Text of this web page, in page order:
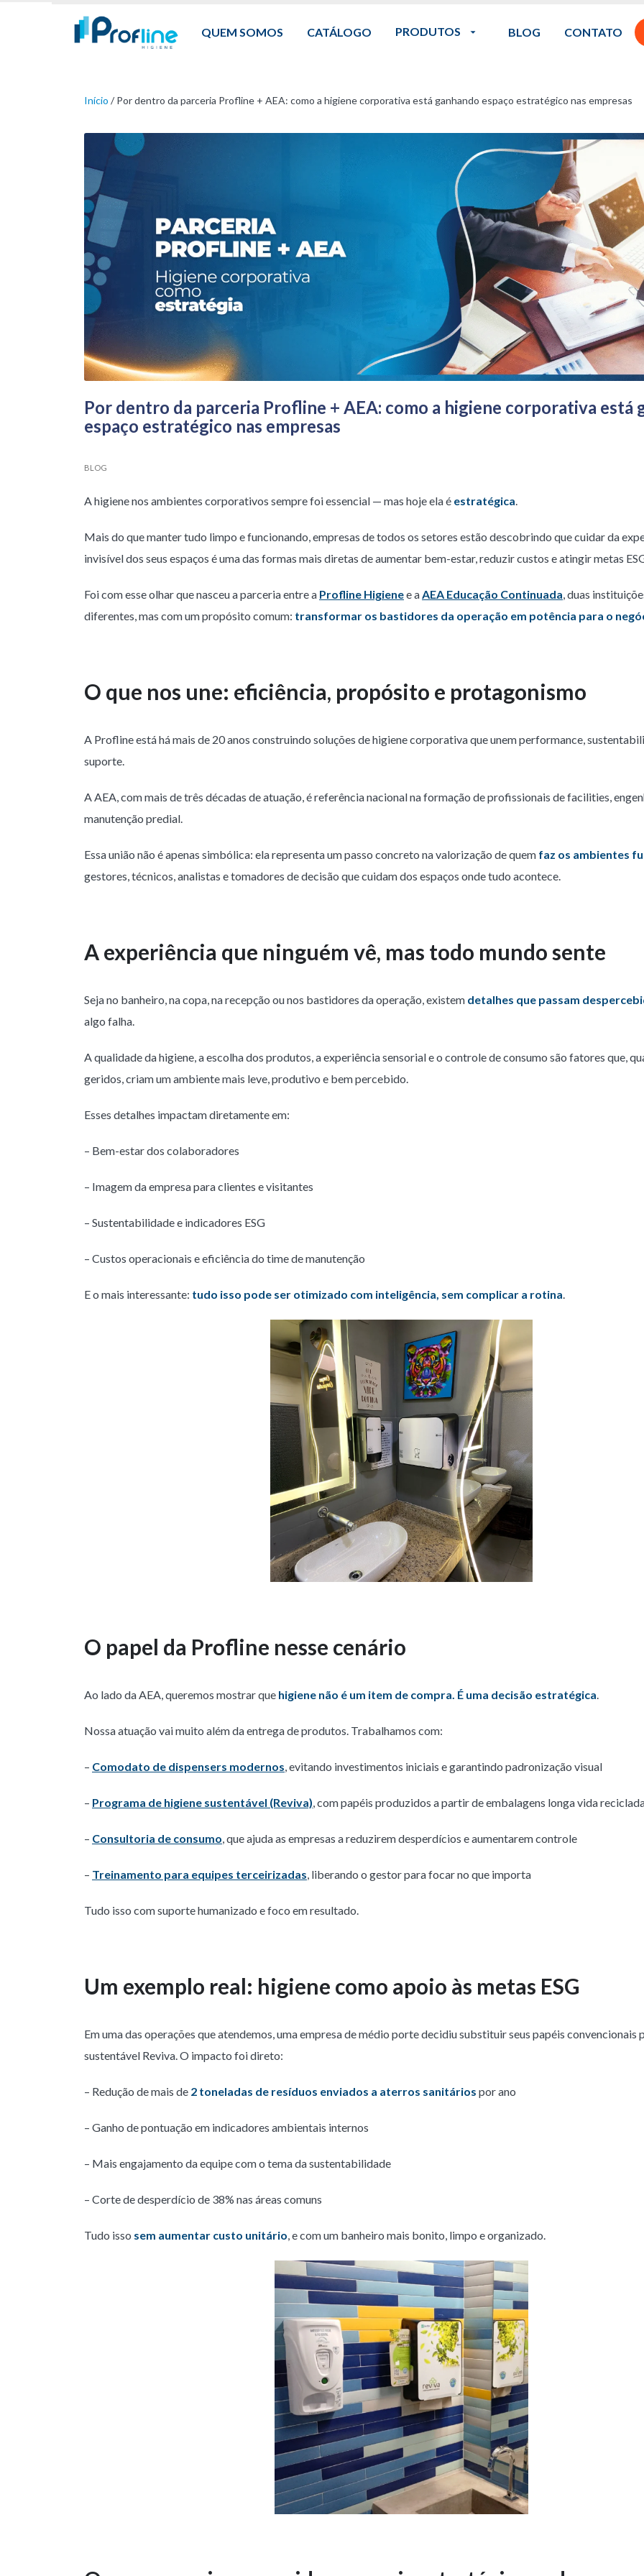
QUEM SOMOS CATÁLOGO PRODUTOS BLOG CONTATO
Início / Por dentro da parceria Profline + AEA: como a higiene corporativa está ganhando espaço estratégico nas empresas
Por dentro da parceria Profline + AEA: como a higiene corporativa está
espaço estratégico nas empresas
BLOG
A higiene nos ambientes corporativos sempre foi essencial — mas hoje ela é estratégica
Mais do que manter tudo limpo e funcionando, empresas de todos os setores estão descobrindo que cuidar da
invisível dos seus espaços é uma das formas mais diretas de aumentar bem-estar, reduzir custos e atingir metas
Foi com esse olhar que nasceu a parceria entre a Profline Higienee a AEA Educação Continuada , duas
diferentes, mas com um propósito comum: transformar os bastidores da operação em potência para o
O que nos une: eficiência, propósito e protagonismo
A Profline está há mais de 20 anos construindo soluções de higiene corporativa que unem performance,
suporte.
A AEA, com mais de três décadas de atuação, é referência nacional na formação de profissionais de facilities,
manutenção predial.
Essa união não é apenas simbólica: ela representa um passo concreto na valorização de quem faz os ambientes
gestores, técnicos, analistas e tomadores de decisão que cuidam dos espaços onde tudo acontece.
A experiência que ninguém vê, mas todo mundo sente
Seja no banheiro, na copa, na recepção ou nos bastidores da operação, existem detalhes que passam
algo falha.
A qualidade da higiene, a escolha dos produtos, a experiência sensorial e o controle de consumo são fatores que,
geridos, criam um ambiente mais leve, produtivo e bem percebido.
Esses detalhes impactam diretamente em:
– Bem-estar dos colaboradores
– Imagem da empresa para clientes e visitantes
– Sustentabilidade e indicadores ESG
– Custos operacionais e eficiência do time de manutenção
E o mais interessante: tudo isso pode ser otimizado com inteligência, sem complicar a rotina
O papel da Profline nesse cenário
Ao lado da AEA, queremos mostrar que higiene não é um item de compra. É uma decisão estratégica
Nossa atuação vai muito além da entrega de produtos. Trabalhamos com:
– Comodato de dispensers modernos , evitando investimentos iniciais e garantindo padronização visual
– Programa de higiene sustentável (Reviva) , com papéis produzidos a partir de embalagens longa vida
– Consultoria de consumo , que ajuda as empresas a reduzirem desperdícios e aumentarem controle
– Treinamento para equipes terceirizadas , liberando o gestor para focar no que importa
Tudo isso com suporte humanizado e foco em resultado.
Um exemplo real: higiene como apoio às metas ESG
Em uma das operações que atendemos, uma empresa de médio porte decidiu substituir seus papéis convencionais
sustentável Reviva. O impacto foi direto:
– Redução de mais de 2 toneladas de resíduos enviados a aterros sanitários por ano
– Ganho de pontuação em indicadores ambientais internos
– Mais engajamento da equipe com o tema da sustentabilidade
– Corte de desperdício de 38% nas áreas comuns
Tudo isso sem aumentar custo unitário , e com um banheiro mais bonito, limpo e organizado.